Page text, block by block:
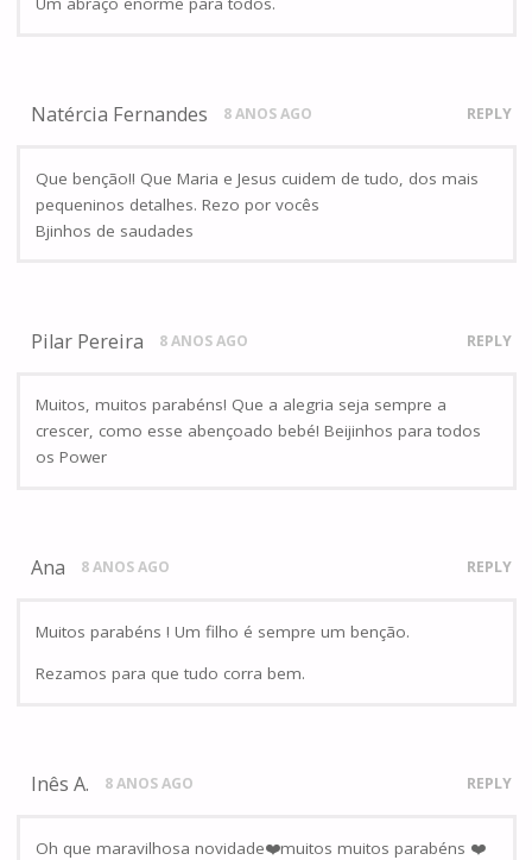
Natércia Fernandes 8 ANOS AGO REPLY
Que benção!! Que Maria e Jesus cuidem de tudo, dos mais
pequeninos detalhes. Rezo por vocês
Bjinhos de saudades
Pilar Pereira 8 ANOS AGO REPLY
Muitos, muitos parabéns! Que a alegria seja sempre a
crescer, como esse abençoado bebé! Beijinhos para todos
os Power
Ana 8 ANOS AGO REPLY
Muitos parabéns ! Um filho é sempre um benção.
Rezamos para que tudo corra bem.
Inês A. 8 ANOS AGO REPLY
Oh que maravilhosa novidade❤️muitos muitos parabéns ❤️